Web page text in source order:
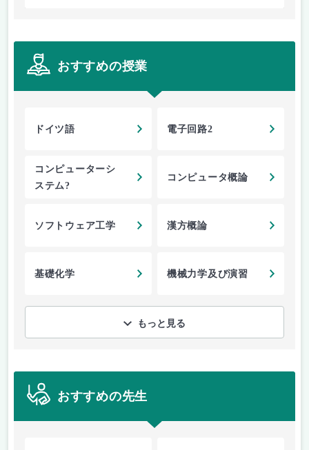
おすすめの授業
ドイツ語 電子回路2
コンピューターシ
ステム?
コンピュータ概論
ソフトウェア工学 漢方概論
基礎化学 機械力学及び演習
もっと見る
おすすめの先生